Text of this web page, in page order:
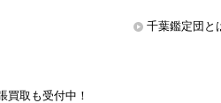
取も受付中！
千葉鑑定団と